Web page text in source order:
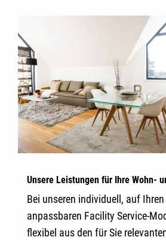
Unsere Leistungen für Ihre Wohn-
Bei unseren individuell, auf
anpassbaren Facility Service-
flexibel aus den für Sie